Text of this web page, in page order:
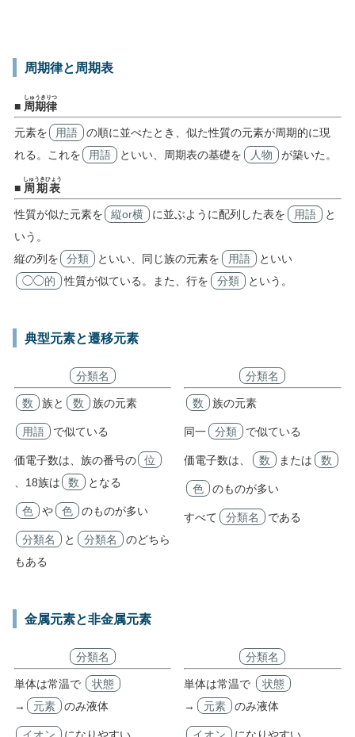
周期律と周期表
■ 周期律
しゅうきりつ
元素を 用語
の順に並べたとき、似た性質の元素が周期的に現
れる。これを
用語 といい、周期表の基礎を 人物 が築いた。
■ 周期表
しゅうきひょう
性質が似た元素を 縦or横 に並ぶように配列した表を 用語
と
いう。
縦の列を
分類 といい、同じ族の元素を 用語
といい
◯◯的
性質が似ている。また、行を 分類 という。
典型元素と遷移元素
分類名
数 族と 数 族の元素
用語 で似ている
価電子数は、族の番号の
位
、18族は
数 となる
色 や 色 のものが多い
分類名 と 分類名
のどちら
もある
分類名
数 族の元素
同一 分類 で似ている
価電子数は、 数 または 数
色 のものが多い
すべて 分類名 である
金属元素と非金属元素
分類名
単体は常温で
状態
→
元素 のみ液体
イオン になりやすい
分類名
単体は常温で
状態
→
元素 のみ液体
イオン になりやすい